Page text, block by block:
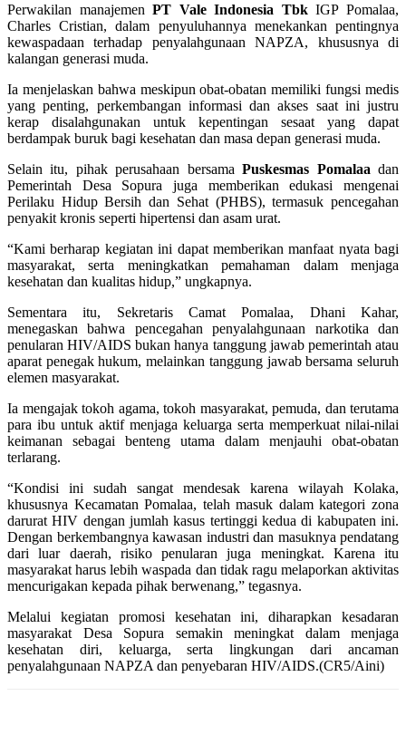
Perwakilan manajemenPT Vale Indonesia TbkIGP Pomalaa,
Charles Cristian, dalam penyuluhannya menekankan pentingnya
kewaspadaan terhadap penyalahgunaan NAPZA, khususnya di
kalangan generasi muda.
Ia menjelaskan bahwa meskipun obat-obatan memiliki fungsi medis
yang penting, perkembangan informasi dan akses saat ini justru
kerap disalahgunakan untuk kepentingan sesaat yang dapat
berdampak buruk bagi kesehatan dan masa depan generasi muda.
Selain itu, pihak perusahaan bersamaPuskesmas Pomalaa dan
Pemerintah Desa Sopura juga memberikan edukasi mengenai
Perilaku Hidup Bersih dan Sehat (PHBS), termasuk pencegahan
penyakit kronis seperti hipertensi dan asam urat.
“Kami berharap kegiatan ini dapat memberikan manfaat nyata bagi
masyarakat, serta meningkatkan pemahaman dalam menjaga
kesehatan dan kualitas hidup,” ungkapnya.
Sementara itu, Sekretaris Camat Pomalaa, Dhani Kahar,
menegaskan bahwa pencegahan penyalahgunaan narkotika dan
penularan HIV/AIDS bukan hanya tanggung jawab pemerintah atau
aparat penegak hukum, melainkan tanggung jawab bersama seluruh
elemen masyarakat.
Ia mengajak tokoh agama, tokoh masyarakat, pemuda, dan terutama
para ibu untuk aktif menjaga keluarga serta memperkuat nilai-nilai
keimanan sebagai benteng utama dalam menjauhi obat-obatan
terlarang.
“Kondisi ini sudah sangat mendesak karena wilayah Kolaka,
khususnya Kecamatan Pomalaa, telah masuk dalam kategori zona
darurat HIV dengan jumlah kasus tertinggi kedua di kabupaten ini.
Dengan berkembangnya kawasan industri dan masuknya pendatang
dari luar daerah, risiko penularan juga meningkat. Karena itu
masyarakat harus lebih waspada dan tidak ragu melaporkan aktivitas
mencurigakan kepada pihak berwenang,” tegasnya.
Melalui kegiatan promosi kesehatan ini, diharapkan kesadaran
masyarakat Desa Sopura semakin meningkat dalam menjaga
kesehatan diri, keluarga, serta lingkungan dari ancaman
penyalahgunaan NAPZA dan penyebaran HIV/AIDS.(CR5/Aini)